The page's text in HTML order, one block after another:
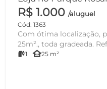
R$ 1.000 /aluguel
Cód: 1363
Com ótima localização,
25m²., toda gradeada.
1 other_houses25 m²